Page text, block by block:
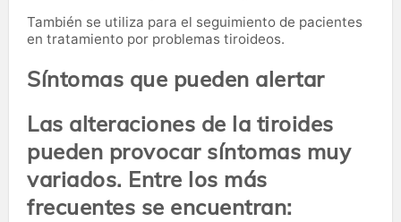
También se utiliza para el seguimiento de pacientes
en tratamiento por problemas tiroideos.
Síntomas que pueden alertar
Las alteraciones de la tiroides
pueden provocar síntomas muy
variados. Entre los más
frecuentes se encuentran: